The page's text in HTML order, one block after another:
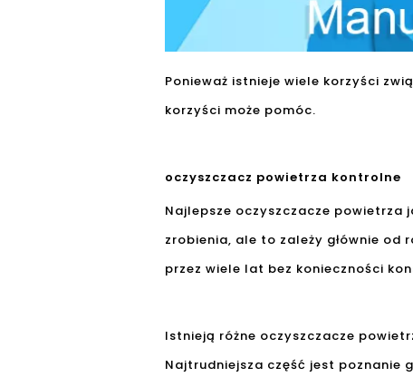
Ponieważ istnieje wiele korzyści
korzyści może pomóc.
oczyszczacz powietrza kontrolne
Najlepsze oczyszczacze powietrza
zrobienia, ale to zależy głównie od
przez wiele lat bez konieczności
Istnieją różne oczyszczacze
Najtrudniejsza część jest poznanie